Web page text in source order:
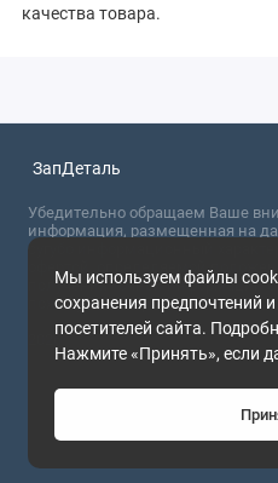
качества товара.
Мы используем файлы
сохранения предпочтений
посетителей сайта.
Нажмите «Принять», если
ЗапДеталь
Убедительно обращаем Ваше
информация, размещенная на
сугубо информационный
офертой, определяемой
получения точной информации
пожалуйста, обращайтесь в
2026